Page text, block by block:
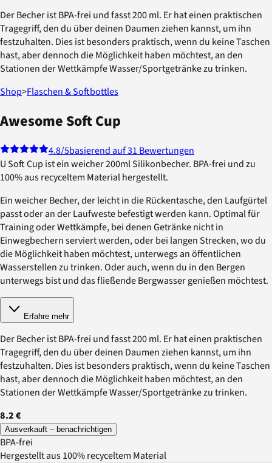
Der Becher ist BPA-frei und fasst 200 ml. Er hat einen praktischen
Tragegriff, den du über deinen Daumen ziehen kannst, um ihn
festzuhalten. Dies ist besonders praktisch, wenn du keine Taschen
hast, aber dennoch die Möglichkeit haben möchtest, an den
Stationen der Wettkämpfe Wasser/Sportgetränke zu trinken.
Shop>Flaschen & Softbottles
Awesome Soft Cup
4.8/5basierend auf 31 Bewertungen
U Soft Cup ist ein weicher 200ml Silikonbecher. BPA-frei und zu
100% aus recyceltem Material hergestellt.
Ein weicher Becher, der leicht in die Rückentasche, den Laufgürtel
passt oder an der Laufweste befestigt werden kann. Optimal für
Training oder Wettkämpfe, bei denen Getränke nicht in
Einwegbechern serviert werden, oder bei langen Strecken, wo du
die Möglichkeit haben möchtest, unterwegs an öffentlichen
Wasserstellen zu trinken. Oder auch, wenn du in den Bergen
unterwegs bist und das fließende Bergwasser genießen möchtest.
Erfahre mehr
Der Becher ist BPA-frei und fasst 200 ml. Er hat einen praktischen
Tragegriff, den du über deinen Daumen ziehen kannst, um ihn
festzuhalten. Dies ist besonders praktisch, wenn du keine Taschen
hast, aber dennoch die Möglichkeit haben möchtest, an den
Stationen der Wettkämpfe Wasser/Sportgetränke zu trinken.
8.2 €
Ausverkauft – benachrichtigen
BPA-frei
Hergestellt aus 100% recyceltem Material